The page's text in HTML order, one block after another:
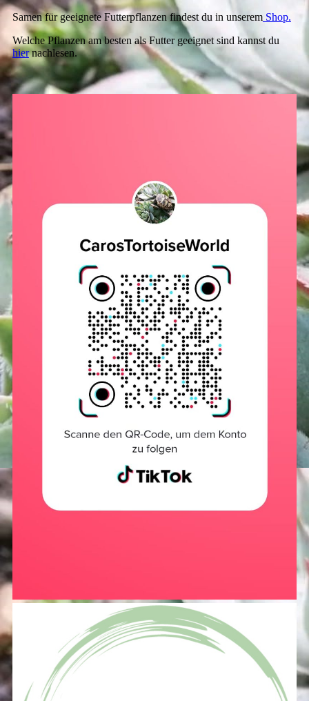
Samen für geeignete Futterpflanzen findest du in unseremShop.
Welche Pflanzen am besten als Futter geeignet sind kannst du
hiernachlesen.